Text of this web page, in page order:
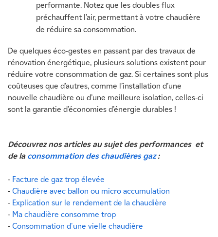
performante. Notez que les doubles flux
préchauffent l’air, permettant à votre chaudière
de réduire sa consommation.
De quelques éco-gestes en passant par des travaux de
rénovation énergétique, plusieurs solutions existent pour
réduire votre consommation de gaz. Si certaines sont plus
coûteuses que d’autres, comme l’installation d’une
nouvelle chaudière ou d’une meilleure isolation, celles-ci
sont la garantie d’économies d’énergie durables !
Découvrez nos articles au sujet des performances et
de la consommation des chaudières gaz:
- Facture de gaz trop élevée
- Chaudière avec ballon ou micro accumulation
- Explication sur le rendement de la chaudière
- Ma chaudière consomme trop
- Consommation d'une vielle chaudière